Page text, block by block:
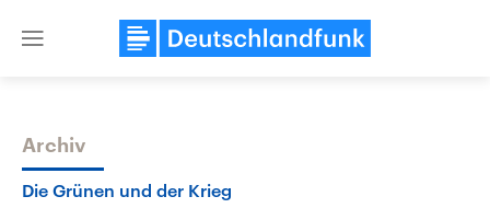
Close
Themen
Archiv
Die Grünen und der Krieg